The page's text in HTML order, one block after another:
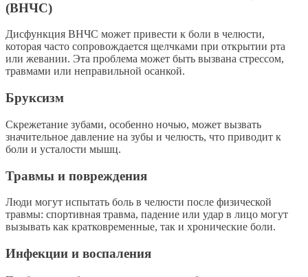
(ВНЧС)
Дисфункция ВНЧС может привести к боли в челюсти,
которая часто сопровождается щелчками при открытии рта
или жевании. Эта проблема может быть вызвана стрессом,
травмами или неправильной осанкой.
Бруксизм
Скрежетание зубами, особенно ночью, может вызвать
значительное давление на зубы и челюсть, что приводит к
боли и усталости мышц.
Травмы и повреждения
Люди могут испытать боль в челюсти после физической
травмы: спортивная травма, падение или удар в лицо могут
вызывать как кратковременные, так и хронические боли.
Инфекции и воспаления